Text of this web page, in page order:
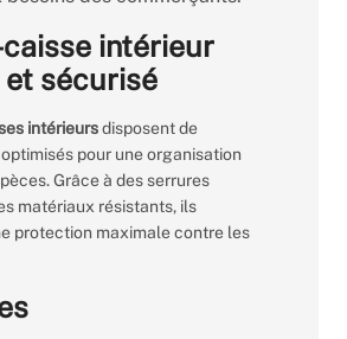
intérieur
sécurisé
intérieursdisposent de
pour une organisation
Grâce à des serrures
matériaux résistants, ils
protection maximale contre les